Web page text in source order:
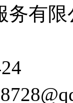
务有限